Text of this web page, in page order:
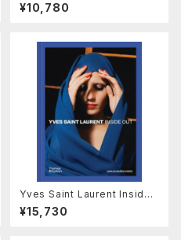
¥10,780
Yves Saint Laurent Inside
Out
¥15,730